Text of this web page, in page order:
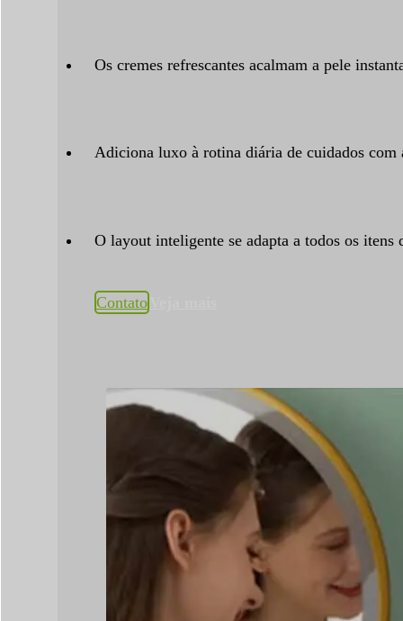
Os cremes refrescantes acalmam a pele
Adiciona luxo à rotina diária de cuidados com
O layout inteligente se adapta a todos os itens
Contato